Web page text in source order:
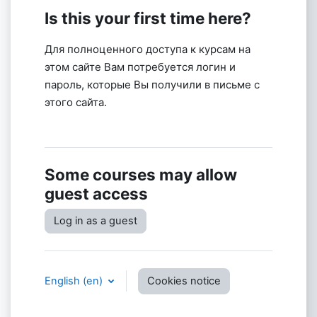
Is this your first time here?
Для полноценного доступа к курсам на
этом сайте Вам потребуется логин и
пароль, которые Вы получили в письме с
этого сайта.
Some courses may allow
guest access
Log in as a guest
English ‎(en)‎ Cookies notice